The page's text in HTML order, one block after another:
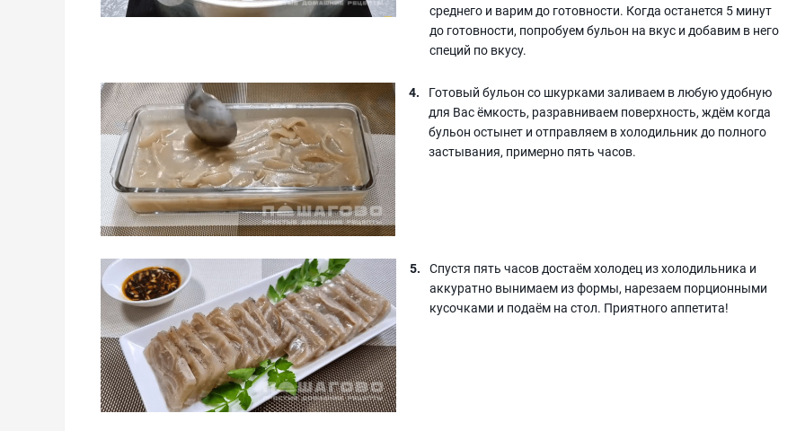
среднего и варим до готовности. Когда останется 5 минут
до готовности, попробуем бульон на вкус и добавим в него
специй по вкусу.
Готовый бульон со шкурками заливаем в любую удобную
для Вас ёмкость, разравниваем поверхность, ждём когда
бульон остынет и отправляем в холодильник до полного
застывания, примерно пять часов.
Спустя пять часов достаём холодец из холодильника и
аккуратно вынимаем из формы, нарезаем порционными
кусочками и подаём на стол. Приятного аппетита!